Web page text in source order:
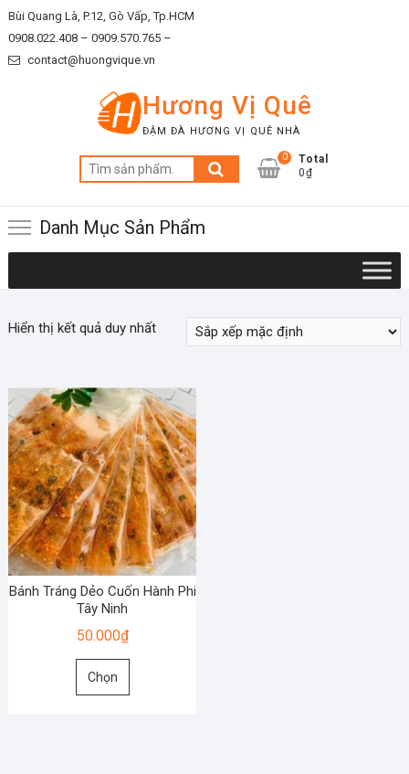
Skip
to
content
Bùi Quang Là, P.12, Gò Vấp, Tp.HCM
0908.022.408 – 0909.570.765 –
contact@huongvique.vn
Hương Vị Quê
ĐẬM ĐÀ HƯƠNG VỊ QUÊ NHÀ
Tìm
kiếm:
0
Total
0₫
Danh Mục Sản Phẩm
Hiển thị kết quả duy nhất
Bánh Tráng Dẻo Cuốn Hành Phi
Tây Ninh
50.000₫
Chọn
Sản